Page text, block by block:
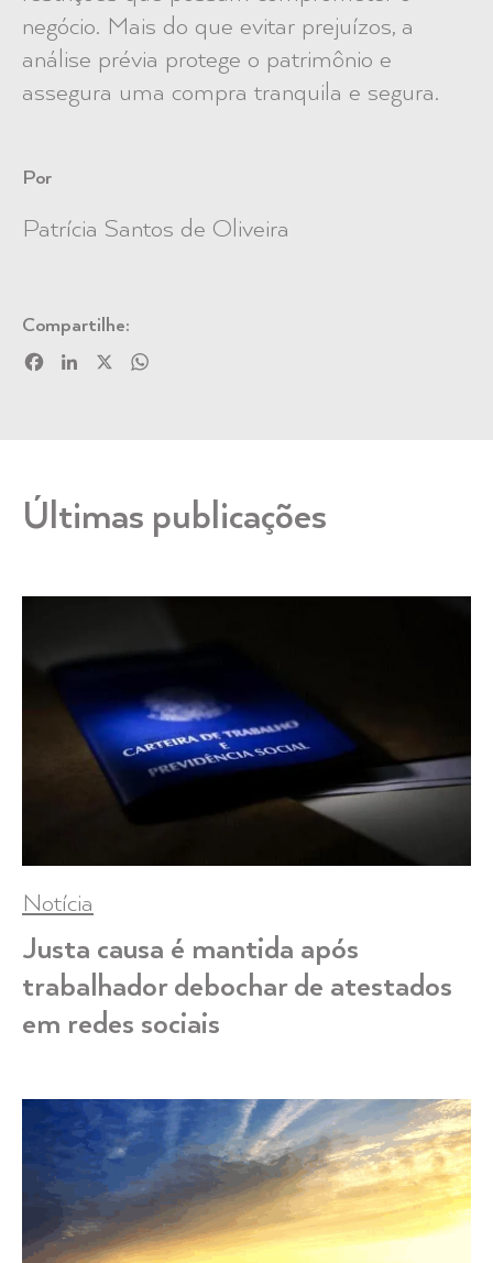
negócio. Mais do que evitar prejuízos, a
análise prévia protege o patrimônio e
assegura uma compra tranquila e segura.
Por
Patrícia Santos de Oliveira
Compartilhe:
FacebookLinkedIn
Últimas publicações
Notícia
Justa causa é mantida após
trabalhador debochar de atestados
em redes sociais